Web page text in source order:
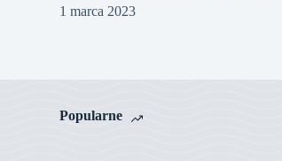
1 marca 2023
Popularne